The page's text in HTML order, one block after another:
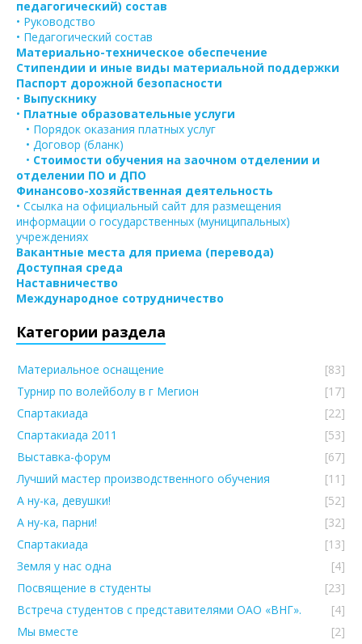
педагогический) состав
• Руководство
• Педагогический состав
Материально-техническое обеспечение
Стипендии и иные виды материальной поддержки
Паспорт дорожной безопасности
• Выпускнику
• Платные образовательные услуги
• Порядок оказания платных услуг
• Договор (бланк)
• Стоимости обучения на заочном отделении и
отделении ПО и ДПО
Финансово-хозяйственная деятельность
• Ссылка на официальный сайт для размещения
информации о государственных (муниципальных)
учреждениях
Вакантные места для приема (перевода)
Доступная среда
Наставничество
Международное сотрудничество
Категории раздела
Материальное оснащение
[83]
Турнир по волейболу в г Мегион
[17]
Спартакиада
[22]
Спартакиада 2011
[53]
Выставка-форум
[67]
Лучший мастер производственного обучения
[11]
А ну-ка, девушки!
[52]
А ну-ка, парни!
[32]
Спартакиада
[13]
Земля у нас одна
[4]
Посвящение в студенты
[23]
Встреча студентов с представителями ОАО «ВНГ».
[4]
Мы вместе
[2]